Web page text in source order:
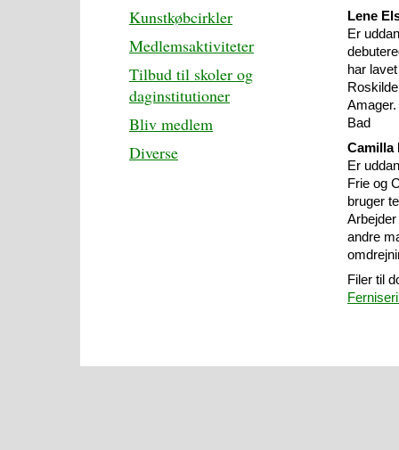
Kunstkøbcirkler
Medlemsaktiviteter
Tilbud til skoler og
daginstitutioner
Bliv medlem
Diverse
Lene
Er
har
Bad
Camilla
Er
Frie og
bruger
andre
Filer til